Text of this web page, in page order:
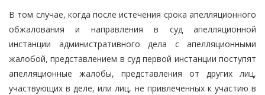
В том случае, когда после истечения срока апелляционного
обжалования и направления в суд апелляционной
инстанции административного дела с апелляционными
жалобой, представлением в суд первой инстанции поступят
апелляционные жалобы, представления от других лиц,
участвующих в деле, или лиц, не привлеченных к участию в